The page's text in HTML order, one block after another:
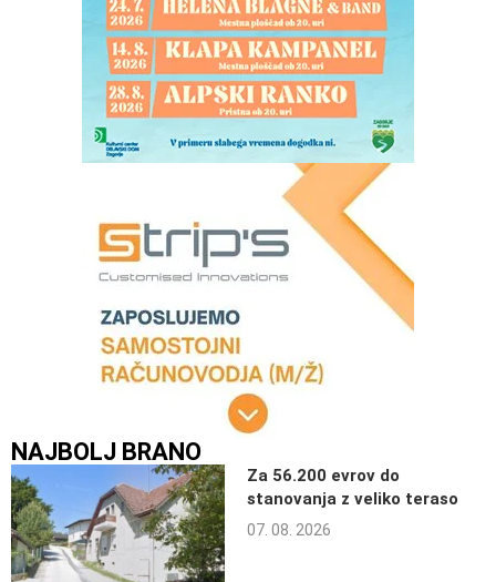
NAJBOLJ BRANO
Za 56.200 evrov do
stanovanja z veliko teraso
07. 08. 2026